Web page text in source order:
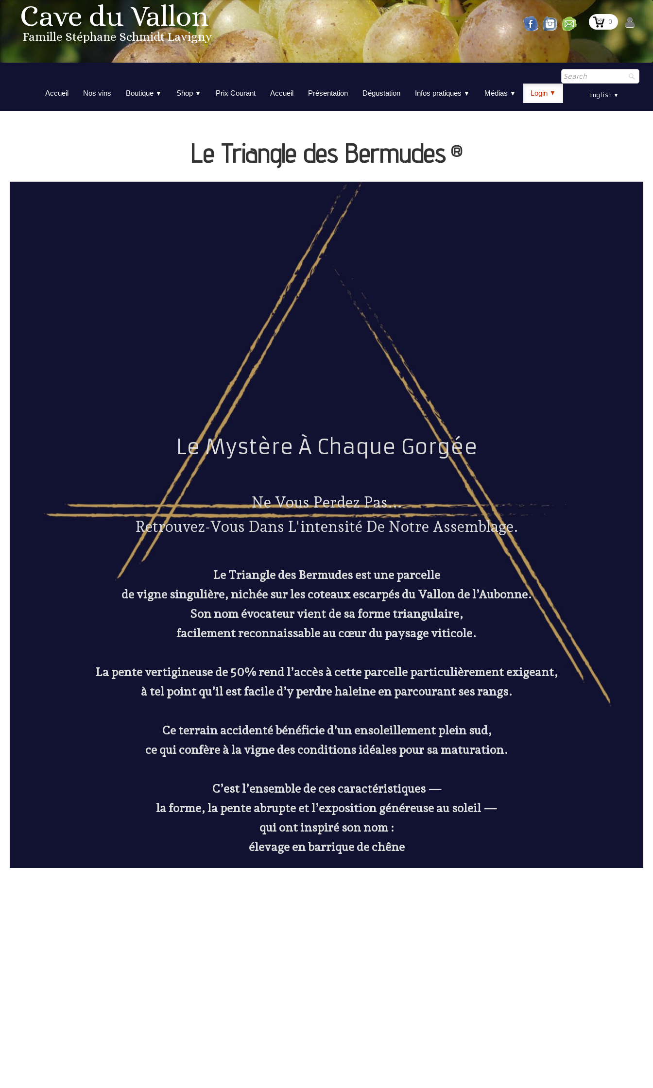
Cave du Vallon
Famille Stéphane Schmidt Lavigny
0
Accueil Nos vins Boutique ▼ Shop ▼ Prix Courant Accueil Présentation Dégustation Infos pratiques ▼ Médias ▼ Login ▼ English ▼
Le Triangle des Bermudes ®
Le Mystère À Chaque Gorgée
Ne Vous Perdez Pas...
Retrouvez-Vous Dans L'intensité De Notre Assemblage.
Le Triangle des Bermudes est une parcelle
de vigne singulière, nichée sur les coteaux escarpés du Vallon de l’Aubonne.
Son nom évocateur vient de sa forme triangulaire,
facilement reconnaissable au cœur du paysage viticole.
La pente vertigineuse de 50% rend l’accès à cette parcelle particulièrement exigeant,
à tel point qu’il est facile d’y perdre haleine en parcourant ses rangs.
Ce terrain accidenté bénéficie d’un ensoleillement plein sud,
ce qui confère à la vigne des conditions idéales pour sa maturation.
C’est l’ensemble de ces caractéristiques —
la forme, la pente abrupte et l’exposition généreuse au soleil —
qui ont inspiré son nom :
élevage en barrique de chêne